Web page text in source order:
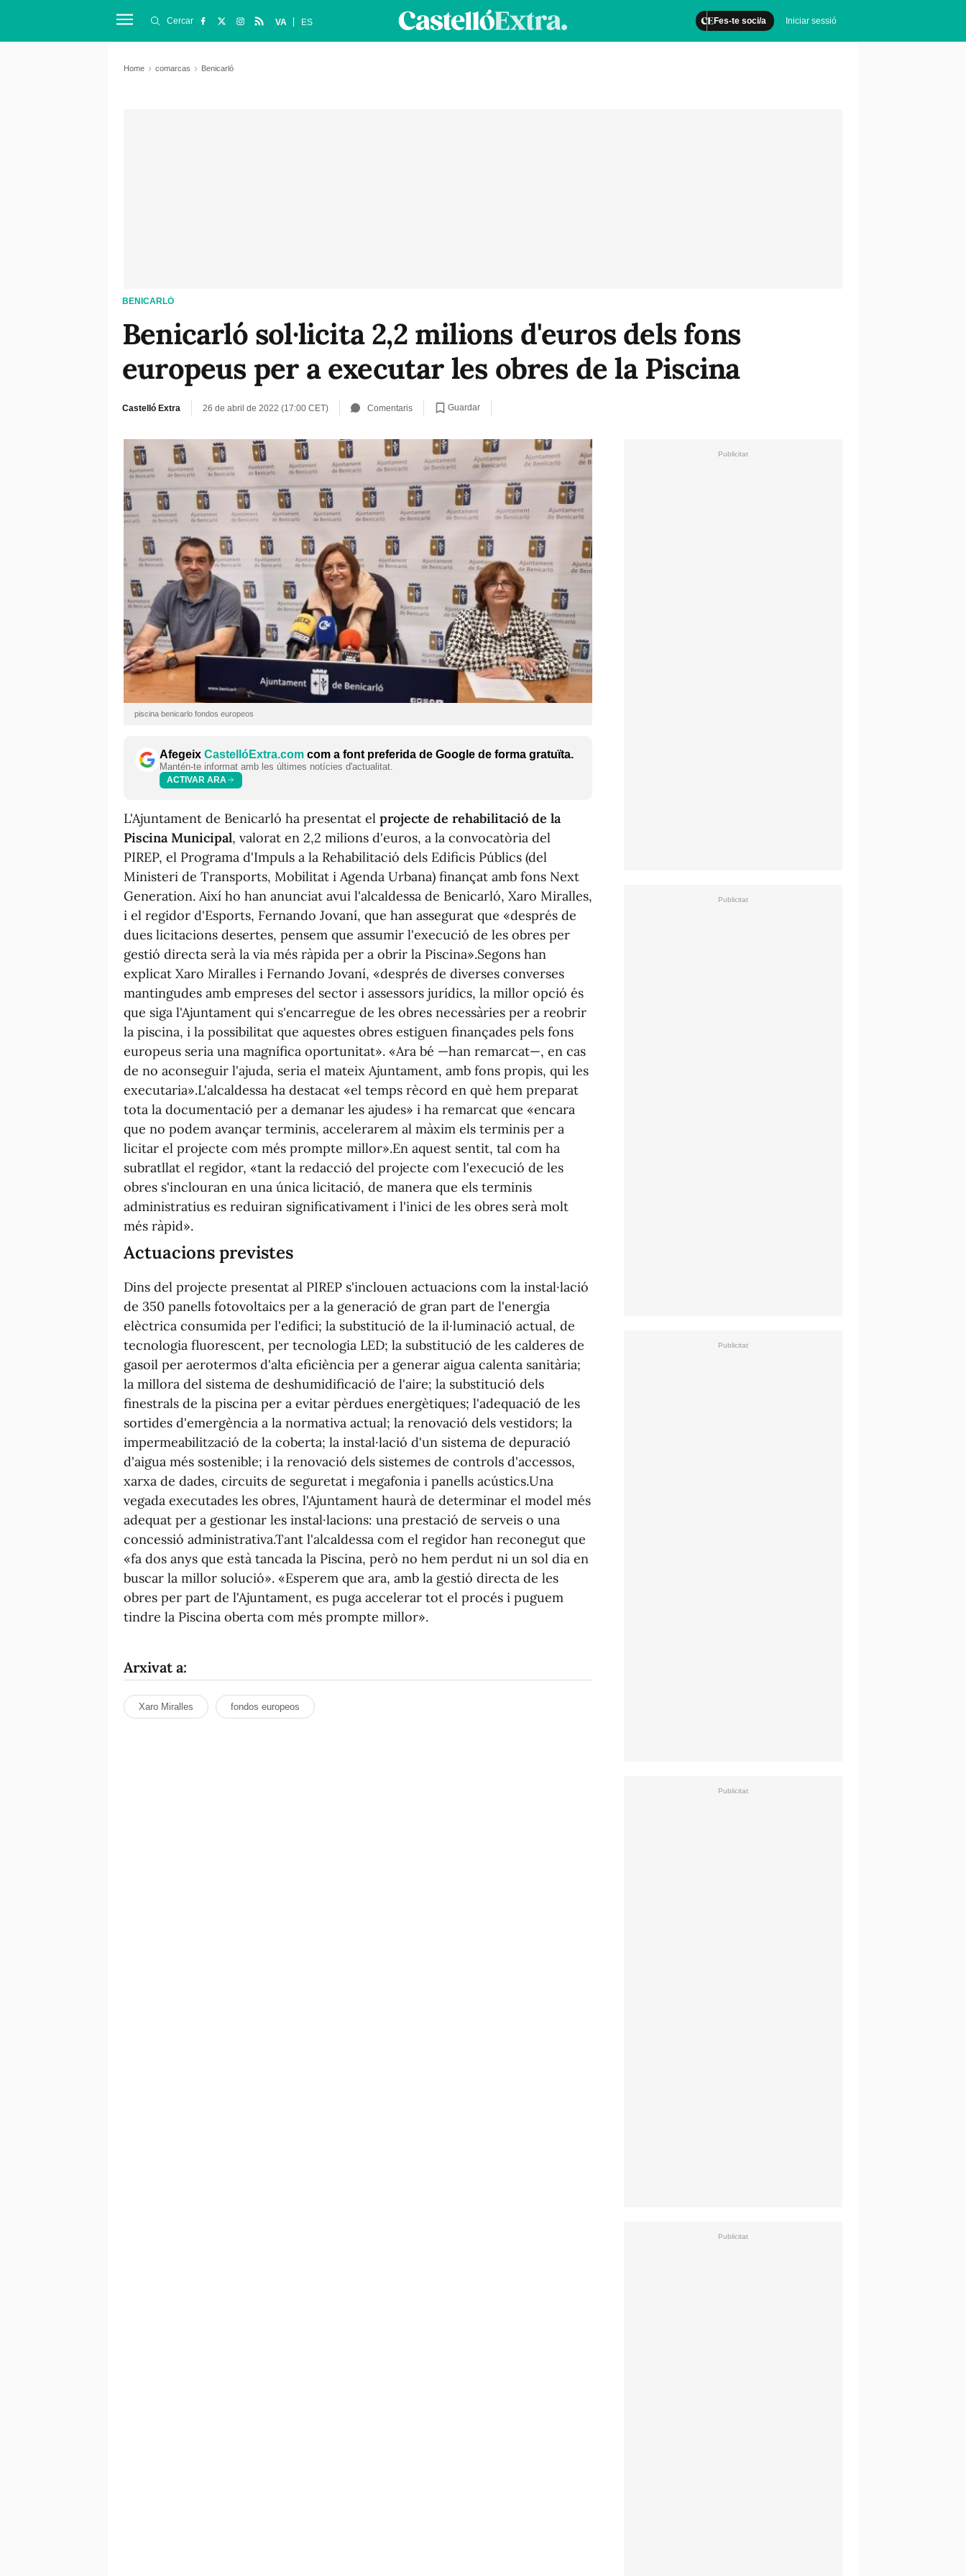
Fes-te soci/a Iniciar sessió
Cercar VA ES
Home comarcas Benicarló
BENICARLÓ
Benicarló sol·licita 2,2 milions d'euros dels fons
europeus per a executar les obres de la Piscina
Castelló Extra 26 de abril de 2022 (17:00 CET) Comentaris Guardar
piscina benicarlo fondos europeos
Afegeix CastellóExtra.com com a font preferida de Google de forma gratuïta.
Mantén-te informat amb les últimes notícies d'actualitat.
ACTIVAR ARA
L'Ajuntament de Benicarló ha presentat el projecte de rehabilitació de la
Piscina Municipal, valorat en 2,2 milions d'euros, a la convocatòria del
PIREP, el Programa d'Impuls a la Rehabilitació dels Edificis Públics (del
Ministeri de Transports, Mobilitat i Agenda Urbana) finançat amb fons Next
Generation. Així ho han anunciat avui l'alcaldessa de Benicarló, Xaro Miralles,
i el regidor d'Esports, Fernando Jovaní, que han assegurat que «després de
dues licitacions desertes, pensem que assumir l'execució de les obres per
gestió directa serà la via més ràpida per a obrir la Piscina».Segons han
explicat Xaro Miralles i Fernando Jovaní, «després de diverses converses
mantingudes amb empreses del sector i assessors jurídics, la millor opció és
que siga l'Ajuntament qui s'encarregue de les obres necessàries per a reobrir
la piscina, i la possibilitat que aquestes obres estiguen finançades pels fons
europeus seria una magnífica oportunitat». «Ara bé —han remarcat—, en cas
de no aconseguir l'ajuda, seria el mateix Ajuntament, amb fons propis, qui les
executaria».L'alcaldessa ha destacat «el temps rècord en què hem preparat
tota la documentació per a demanar les ajudes» i ha remarcat que «encara
que no podem avançar terminis, accelerarem al màxim els terminis per a
licitar el projecte com més prompte millor».En aquest sentit, tal com ha
subratllat el regidor, «tant la redacció del projecte com l'execució de les
obres s'inclouran en una única licitació, de manera que els terminis
administratius es reduiran significativament i l'inici de les obres serà molt
més ràpid».
Actuacions previstes
Dins del projecte presentat al PIREP s'inclouen actuacions com la instal·lació
de 350 panells fotovoltaics per a la generació de gran part de l'energia
elèctrica consumida per l'edifici; la substitució de la il·luminació actual, de
tecnologia fluorescent, per tecnologia LED; la substitució de les calderes de
gasoil per aerotermos d'alta eficiència per a generar aigua calenta sanitària;
la millora del sistema de deshumidificació de l'aire; la substitució dels
finestrals de la piscina per a evitar pèrdues energètiques; l'adequació de les
sortides d'emergència a la normativa actual; la renovació dels vestidors; la
impermeabilització de la coberta; la instal·lació d'un sistema de depuració
d'aigua més sostenible; i la renovació dels sistemes de controls d'accessos,
xarxa de dades, circuits de seguretat i megafonia i panells acústics.Una
vegada executades les obres, l'Ajuntament haurà de determinar el model més
adequat per a gestionar les instal·lacions: una prestació de serveis o una
concessió administrativa.Tant l'alcaldessa com el regidor han reconegut que
«fa dos anys que està tancada la Piscina, però no hem perdut ni un sol dia en
buscar la millor solució». «Esperem que ara, amb la gestió directa de les
obres per part de l'Ajuntament, es puga accelerar tot el procés i puguem
tindre la Piscina oberta com més prompte millor».
Arxivat a:
Xaro Miralles fondos europeos